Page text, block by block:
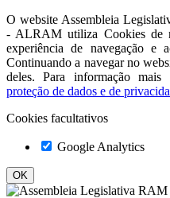
O website Assembleia
- ALRAM utiliza Cookies de
experiência de navegação e
Continuando a navegar no
deles. Para informação mais
proteção de dados e de
Cookies facultativos
Google Analytics